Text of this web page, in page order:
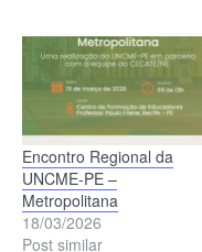
Encontro Regional da
UNCME-PE –
Metropolitana
18/03/2026
Post similar